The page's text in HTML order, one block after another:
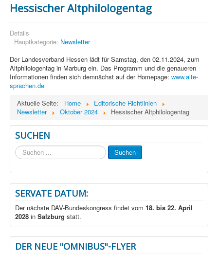
Hessischer Altphilologentag
Details
Hauptkategorie: Newsletter
Der Landesverband Hessen lädt für Samstag, den 02.11.2024, zum
Altphilologentag in Marburg ein. Das Programm und die genaueren
Informationen finden sich demnächst auf der Homepage: www.alte-
sprachen.de
Aktuelle Seite:
Home
Editorische Richtlinien
Newsletter
Oktober 2024 Hessischer Altphilologentag
SUCHEN
Suchen
...
Suchen
SERVATE DATUM:
Der nächste DAV-Bundeskongress findet vom 18. bis 22. April
2028 in Salzburg statt.
DER NEUE "OMNIBUS"-FLYER